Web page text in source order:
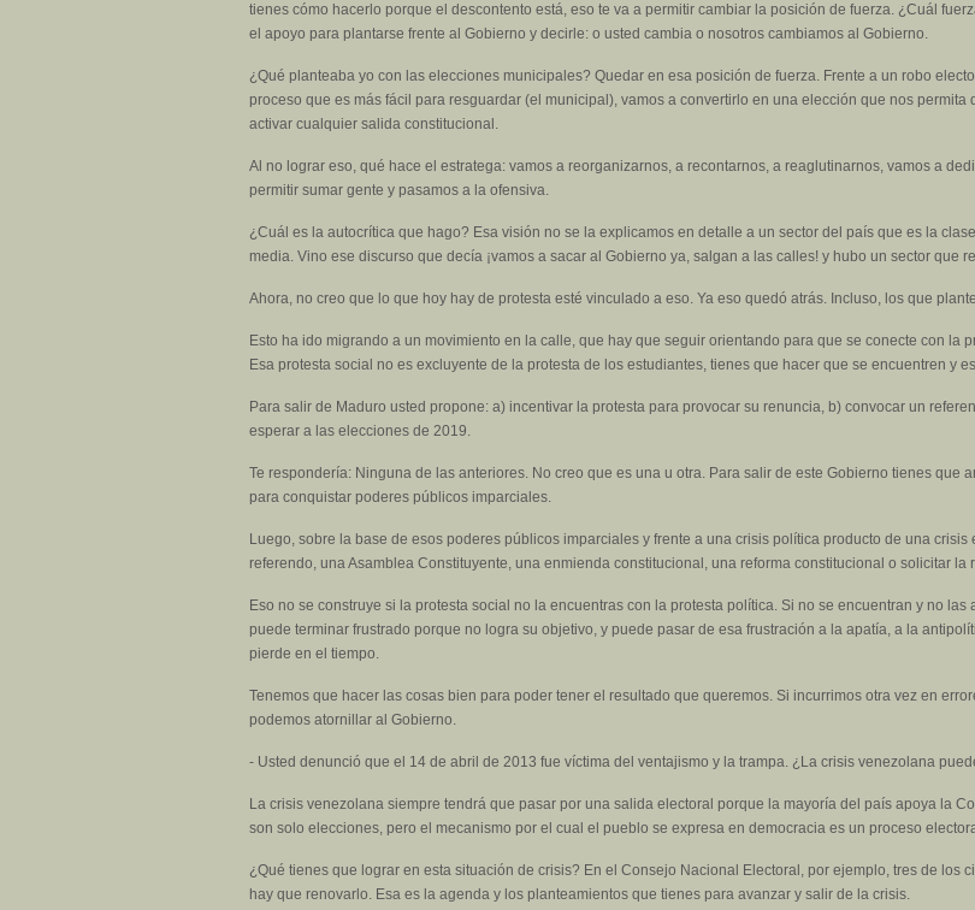
tienes cómo hacerlo porque el descontento está, eso te va a permitir cambiar la posición de fuerza. ¿Cuál
el apoyo para plantarse frente al Gobierno y decirle: o usted cambia o nosotros cambiamos al Gobierno.
¿Qué planteaba yo con las elecciones municipales? Quedar en esa posición de fuerza. Frente a un robo
proceso que es más fácil para resguardar (el municipal), vamos a convertirlo en una elección que nos
activar cualquier salida constitucional.
Al no lograr eso, qué hace el estratega: vamos a reorganizarnos, a recontarnos, a reaglutinarnos, vamos a
permitir sumar gente y pasamos a la ofensiva.
¿Cuál es la autocrítica que hago? Esa visión no se la explicamos en detalle a un sector del país que es la
media. Vino ese discurso que decía ¡vamos a sacar al Gobierno ya, salgan a las calles! y hubo un sector que
Ahora, no creo que lo que hoy hay de protesta esté vinculado a eso. Ya eso quedó atrás. Incluso, los que
Esto ha ido migrando a un movimiento en la calle, que hay que seguir orientando para que se conecte con la
Esa protesta social no es excluyente de la protesta de los estudiantes, tienes que hacer que se encuentren y
Para salir de Maduro usted propone: a) incentivar la protesta para provocar su renuncia, b) convocar un
esperar a las elecciones de 2019.
Te respondería: Ninguna de las anteriores. No creo que es una u otra. Para salir de este Gobierno tienes que
para conquistar poderes públicos imparciales.
Luego, sobre la base de esos poderes públicos imparciales y frente a una crisis política producto de una
referendo, una Asamblea Constituyente, una enmienda constitucional, una reforma constitucional o solicitar la
Eso no se construye si la protesta social no la encuentras con la protesta política. Si no se encuentran y no
puede terminar frustrado porque no logra su objetivo, y puede pasar de esa frustración a la apatía, a la
pierde en el tiempo.
Tenemos que hacer las cosas bien para poder tener el resultado que queremos. Si incurrimos otra vez en
podemos atornillar al Gobierno.
- Usted denunció que el 14 de abril de 2013 fue víctima del ventajismo y la trampa. ¿La crisis venezolana
La crisis venezolana siempre tendrá que pasar por una salida electoral porque la mayoría del país apoya la
son solo elecciones, pero el mecanismo por el cual el pueblo se expresa en democracia es un proceso
¿Qué tienes que lograr en esta situación de crisis? En el Consejo Nacional Electoral, por ejemplo, tres de los
hay que renovarlo. Esa es la agenda y los planteamientos que tienes para avanzar y salir de la crisis.